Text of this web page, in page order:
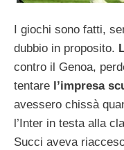
I giochi sono fatti,
dubbio in proposito.
contro il Genoa,
tentare l’impresa
avessero chissà
l’Inter in testa alla
Succi aveva